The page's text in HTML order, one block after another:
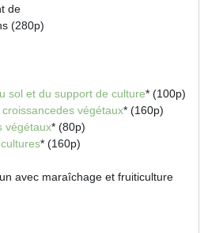
de
(280p)
sol et du support de culture* (100p)
végétaux* (160p)
végétaux* (80p)
* (160p)
avec maraîchage et fruiticulture